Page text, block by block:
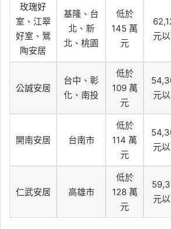
玫瑰好
室、江翠
好室、鶯
陶安居
基隆、台
北、新
北、桃園
低於
145 萬
元
元
公誠安居
台中、彰
化、南投
低於
109 萬
元
元
開南安居 台南市
低於
114 萬
元
元
仁武安居 高雄市
低於
128 萬
元
元